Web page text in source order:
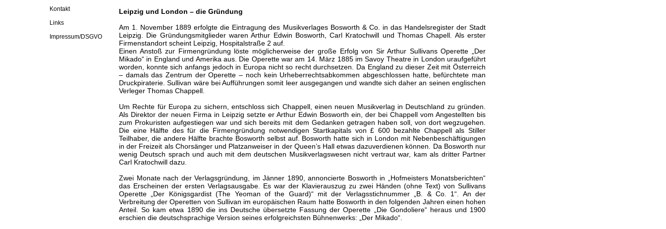
Kontakt
Links
Impressum/DSGVO
Leipzig und London – die Gründung
Am 1. November 1889 erfolgte die Eintragung des Musikverlages Bosworth & Co. in das Handelsregister der Stadt
Leipzig. Die Gründungsmitglieder waren Arthur Edwin Bosworth, Carl Kratochwill und Thomas Chapell. Als erster
Firmenstandort scheint Leipzig, Hospitalstraße 2 auf.
Einen Anstoß zur Firmengründung löste möglicherweise der große Erfolg von Sir Arthur Sullivans Operette „Der
Mikado“ in England und Amerika aus. Die Operette war am 14. März 1885 im Savoy Theatre in London uraufgeführt
worden, konnte sich anfangs jedoch in Europa nicht so recht durchsetzen. Da England zu dieser Zeit mit Österreich
– damals das Zentrum der Operette – noch kein Urheberrechtsabkommen abgeschlossen hatte, befürchtete man
Druckpiraterie. Sullivan wäre bei Aufführungen somit leer ausgegangen und wandte sich daher an seinen englischen
Verleger Thomas Chappell.
Um Rechte für Europa zu sichern, entschloss sich Chappell, einen neuen Musikverlag in Deutschland zu gründen.
Als Direktor der neuen Firma in Leipzig setzte er Arthur Edwin Bosworth ein, der bei Chappell vom Angestellten bis
zum Prokuristen aufgestiegen war und sich bereits mit dem Gedanken getragen haben soll, von dort wegzugehen.
Die eine Hälfte des für die Firmengründung notwendigen Startkapitals von £ 600 bezahlte Chappell als Stiller
Teilhaber, die andere Hälfte brachte Bosworth selbst auf. Bosworth hatte sich in London mit Nebenbeschäftigungen
in der Freizeit als Chorsänger und Platzanweiser in der Queen’s Hall etwas dazuverdienen können. Da Bosworth nur
wenig Deutsch sprach und auch mit dem deutschen Musikverlagswesen nicht vertraut war, kam als dritter Partner
Carl Kratochwill dazu.
Zwei Monate nach der Verlagsgründung, im Jänner 1890, annoncierte Bosworth in „Hofmeisters Monatsberichten“
das Erscheinen der ersten Verlagsausgabe. Es war der Klavierauszug zu zwei Händen (ohne Text) von Sullivans
Operette „Der Königsgardist (The Yeoman of the Guard)“ mit der Verlagsstichnummer „B. & Co. 1“. An der
Verbreitung der Operetten von Sullivan im europäischen Raum hatte Bosworth in den folgenden Jahren einen hohen
Anteil. So kam etwa 1890 die ins Deutsche übersetzte Fassung der Operette „Die Gondoliere“ heraus und 1900
erschien die deutschsprachige Version seines erfolgreichsten Bühnenwerks: „Der Mikado“.